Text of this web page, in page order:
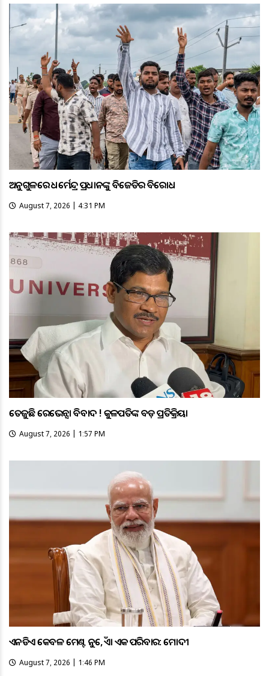
ଅନୁଗୁଳରେ ଧର୍ମେନ୍ଦ୍ର ପ୍ରଧାନଙ୍କୁ ବିଜେଡିର ବିରୋଧ
August 7, 2026 | 4:31 PM
ତେଜୁଛି ରେଭେନ୍ସା ବିବାଦ ! କୁଳପତିଙ୍କ ବଡ଼ ପ୍ରତିକ୍ରିୟା
August 7, 2026 | 1:57 PM
ଏନଡିଏ କେବଳ ମେଣ୍ଟ ନୁହେଁ, ଏହା ଏକ ପରିବାର: ମୋଦୀ
August 7, 2026 | 1:46 PM